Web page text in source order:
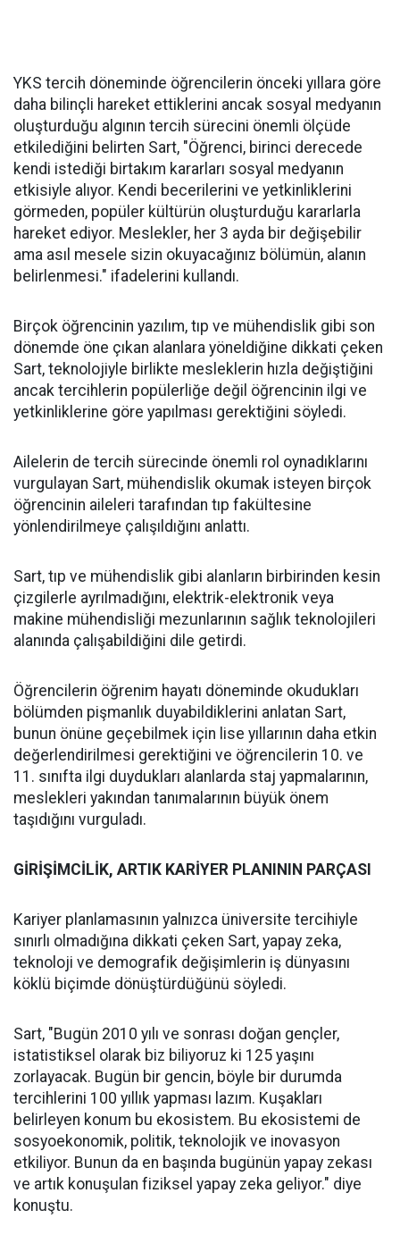
YKS tercih döneminde öğrencilerin önceki yıllara göre
daha bilinçli hareket ettiklerini ancak sosyal medyanın
oluşturduğu algının tercih sürecini önemli ölçüde
etkilediğini belirten Sart, "Öğrenci, birinci derecede
kendi istediği birtakım kararları sosyal medyanın
etkisiyle alıyor. Kendi becerilerini ve yetkinliklerini
görmeden, popüler kültürün oluşturduğu kararlarla
hareket ediyor. Meslekler, her 3 ayda bir değişebilir
ama asıl mesele sizin okuyacağınız bölümün, alanın
belirlenmesi." ifadelerini kullandı.
Birçok öğrencinin yazılım, tıp ve mühendislik gibi son
dönemde öne çıkan alanlara yöneldiğine dikkati çeken
Sart, teknolojiyle birlikte mesleklerin hızla değiştiğini
ancak tercihlerin popülerliğe değil öğrencinin ilgi ve
yetkinliklerine göre yapılması gerektiğini söyledi.
Ailelerin de tercih sürecinde önemli rol oynadıklarını
vurgulayan Sart, mühendislik okumak isteyen birçok
öğrencinin aileleri tarafından tıp fakültesine
yönlendirilmeye çalışıldığını anlattı.
Sart, tıp ve mühendislik gibi alanların birbirinden kesin
çizgilerle ayrılmadığını, elektrik-elektronik veya
makine mühendisliği mezunlarının sağlık teknolojileri
alanında çalışabildiğini dile getirdi.
Öğrencilerin öğrenim hayatı döneminde okudukları
bölümden pişmanlık duyabildiklerini anlatan Sart,
bunun önüne geçebilmek için lise yıllarının daha etkin
değerlendirilmesi gerektiğini ve öğrencilerin 10. ve
11. sınıfta ilgi duydukları alanlarda staj yapmalarının,
meslekleri yakından tanımalarının büyük önem
taşıdığını vurguladı.
GİRİŞİMCİLİK, ARTIK KARİYER PLANININ PARÇASI
Kariyer planlamasının yalnızca üniversite tercihiyle
sınırlı olmadığına dikkati çeken Sart, yapay zeka,
teknoloji ve demografik değişimlerin iş dünyasını
köklü biçimde dönüştürdüğünü söyledi.
Sart, "Bugün 2010 yılı ve sonrası doğan gençler,
istatistiksel olarak biz biliyoruz ki 125 yaşını
zorlayacak. Bugün bir gencin, böyle bir durumda
tercihlerini 100 yıllık yapması lazım. Kuşakları
belirleyen konum bu ekosistem. Bu ekosistemi de
sosyoekonomik, politik, teknolojik ve inovasyon
etkiliyor. Bunun da en başında bugünün yapay zekası
ve artık konuşulan fiziksel yapay zeka geliyor." diye
konuştu.